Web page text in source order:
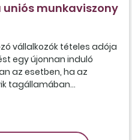
munkaviszony
vállalkozók tételes adója
egy újonnan induló
az esetben, ha az
tagállamában...